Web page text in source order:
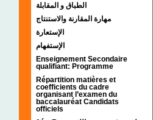
الطباق و المقابلة
مهارة المقارنة والاستنتاج
الإستعارة
الإستفهام
Enseignement Secondaire
qualifiant: Programme
Répartition matières et
coefficients du cadre
organisant l’examen du
baccalauréat Candidats
officiels